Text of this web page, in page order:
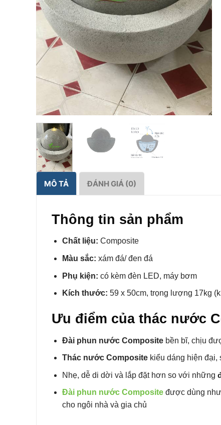
MÔ TẢ ĐÁNH GIÁ (0)
Thông tin sản phẩm
Chất liệu: Composite
Màu sắc: xám đá/ đen đá
Phụ kiện: có kèm đèn LED, máy bơm
Kích thước: 59 x 50cm, trọng lượng 17kg
Ưu điểm của thác nước
Đài phun nước Composite bền bĩ, chịu
Thác nước Compositekiểu dáng hiện đại,
Nhẹ, dễ di dời và lắp đặt hơn so với những
Đài phun nước Compositeđược dùng như
cho ngôi nhà và gia chủ